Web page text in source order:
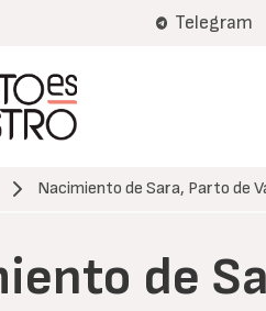
Telegram
Nacimiento de Sara, Parto de
de